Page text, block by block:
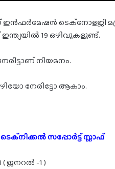
ഇൻഫർമേഷൻ ടെക്നോളജി
19 ഒഴിവുകളുണ്ട്.
നിയമനം.
നേരിട്ടോ ആകാം.
സപ്പോർട്ട് സ്റ്റാഫ്
ജനറൽ -1 )